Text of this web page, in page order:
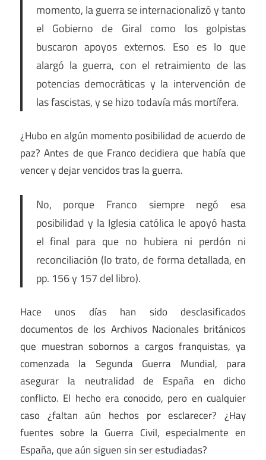
momento, la guerra se internacionalizó y tanto
el Gobierno de Giral como los golpistas
buscaron apoyos externos. Eso es lo que
alargó la guerra, con el retraimiento de las
potencias democráticas y la intervención de
las fascistas, y se hizo todavía más mortífera.
¿Hubo en algún momento posibilidad de acuerdo de
paz? Antes de que Franco decidiera que había que
vencer y dejar vencidos tras la guerra.
No, porque Franco siempre negó esa
posibilidad y la Iglesia católica le apoyó hasta
el final para que no hubiera ni perdón ni
reconciliación (lo trato, de forma detallada, en
pp. 156 y 157 del libro).
Hace unos días han sido desclasificados
documentos de los Archivos Nacionales británicos
que muestran sobornos a cargos franquistas, ya
comenzada la Segunda Guerra Mundial, para
asegurar la neutralidad de España en dicho
conflicto. El hecho era conocido, pero en cualquier
caso ¿faltan aún hechos por esclarecer? ¿Hay
fuentes sobre la Guerra Civil, especialmente en
España, que aún siguen sin ser estudiadas?